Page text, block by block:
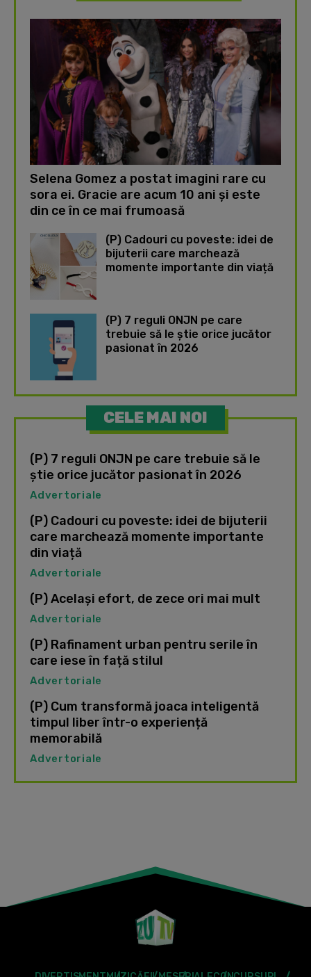
Selena Gomez a postat imagini rare cu
sora ei. Gracie are acum 10 ani și este
din ce în ce mai frumoasă
(P) Cadouri cu poveste: idei de
bijuterii care marchează
momente importante din viață
(P) 7 reguli ONJN pe care
trebuie să le știe orice jucător
pasionat în 2026
CELE MAI NOI
(P) 7 reguli ONJN pe care trebuie să le
știe orice jucător pasionat în 2026
Advertoriale
(P) Cadouri cu poveste: idei de bijuterii
care marchează momente importante
din viață
Advertoriale
(P) Același efort, de zece ori mai mult
Advertoriale
(P) Rafinament urban pentru serile în
care iese în față stilul
Advertoriale
(P) Cum transformă joaca inteligentă
timpul liber într-o experiență
memorabilă
Advertoriale